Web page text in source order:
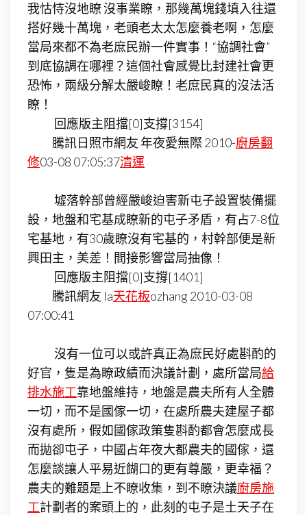
我怙恃沒地瞭 沒事業瞭，那幾萬塊錢填入往還
搭好幾十萬塊，老頭老太太怎麼養老啊，怎麼
當局來都不為老庶民辦一件實事！“協調社會”
到底協調在哪裡？這個社會感覺比封建社會更
恐怖，兩級分解太嚴峻瞭！老庶民真的沒法活
瞭！
回應版主阻擋[0]支撐[3154]
騰訊日照市網友 年夜愛無際 2010-廚房翻
修03-08 07:05:37清運
墟落幹部曾經嚴峻迫害新屯子設置裝備擺
設，地盤和宅基成瞭新的屯子矛盾，有占7-8位
宅基地，有30歲瞭沒有宅基的，村幹部便是新
興田主，美差！間接影響當局抽像！
回應版主阻擋[0]支撐[1401]
騰訊網友 la天花板ozhang 2010-03-08
07:00:41
沒有一位可以或許真正為庶民好處斟酌的
好官，隻是為瞭政績而決議計劃，處所當局給
排水施工靠地盤維持，地盤是農夫所有人全體
一切，而不是國傢一切，在處所農夫建屋子都
沒有處所，假如國傢政策隻斟酌都會怎麼成長
而拋卻屯子，中國占年夜大都農夫的國傢，還
怎麼談讓人平易近餬口的更有尊嚴，更幸福？
農夫的難題是上不瞭收集，到不瞭決議廚房施
工計劃者的案頭上的，此刻的屯子是土天子在